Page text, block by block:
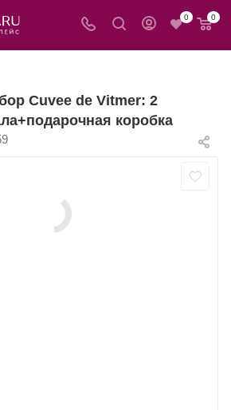
0 0
Cuvee de Vitmer: 2
коробка